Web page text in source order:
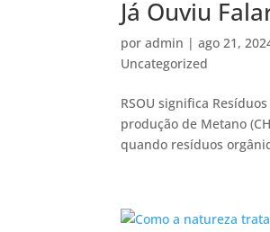
Já Ouviu
poradmin |ago 21,
Uncategorized
RSOU significa
produção de Metano
quando resíduos